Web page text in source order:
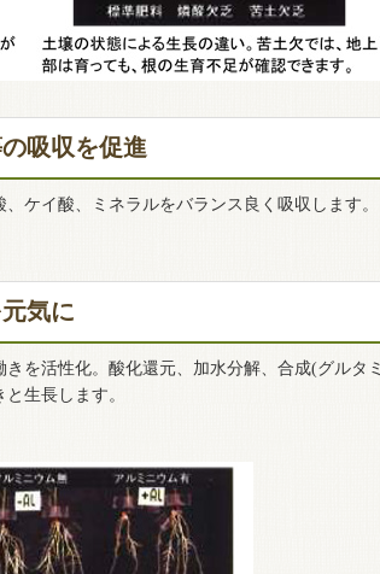
吸収を促進
ケイ酸、ミネラルをバランス良く吸収します
気に
を活性化。酸化還元、加水分解、合成(グルタ
生長します。